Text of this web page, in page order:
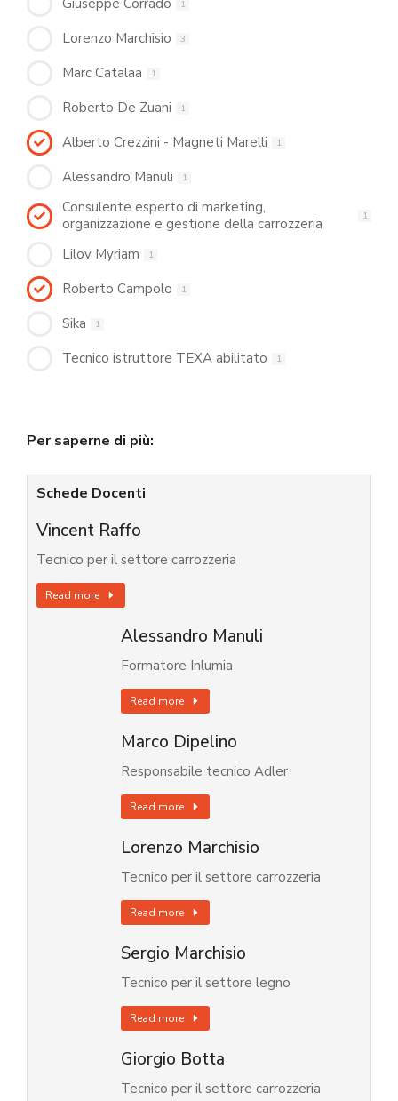
Giuseppe Corrado 1
Lorenzo Marchisio 3
Marc Catalaa 1
Roberto De Zuani 1
Alberto Crezzini - Magneti Marelli 1
Alessandro Manuli 1
Consulente esperto di marketing,
organizzazione e gestione della carrozzeria
1
Lilov Myriam 1
Roberto Campolo 1
Sika 1
Tecnico istruttore TEXA abilitato 1
Per saperne di più:
Schede Docenti
Vincent Raffo
Tecnico per il settore carrozzeria
Read more
Alessandro Manuli
Formatore Inlumia
Read more
Marco Dipelino
Responsabile tecnico Adler
Read more
Lorenzo Marchisio
Tecnico per il settore carrozzeria
Read more
Sergio Marchisio
Tecnico per il settore legno
Read more
Giorgio Botta
Tecnico per il settore carrozzeria